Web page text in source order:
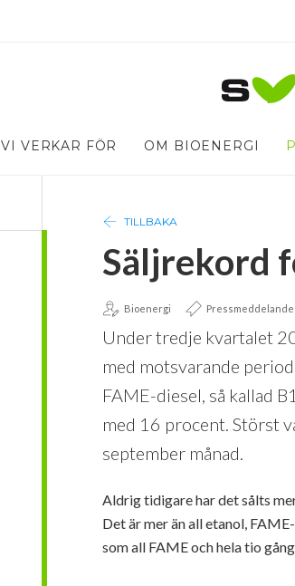
VI VERKAR FÖR OM BIOENERGI
TILLBAKA
Säljrekord
Bioenergi Pressmeddelande
Under tredje kvartalet
med motsvarande
FAME-diesel, så kallad
med 16 procent. Störst
september månad.
Aldrig tidigare har det sålts
Det är mer än all etanol,
som all FAME och hela tio